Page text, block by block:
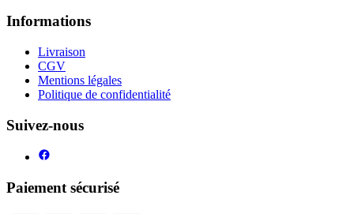
Informations
Livraison
CGV
Mentions légales
Politique de confidentialité
Suivez-nous
Paiement sécurisé